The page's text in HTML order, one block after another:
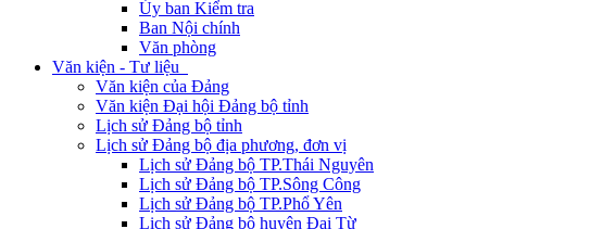
Ủy ban Kiểm tra
Ban Nội chính
Văn phòng
Văn kiện - Tư liệu
Văn kiện của Đảng
Văn kiện Đại hội Đảng bộ tỉnh
Lịch sử Đảng bộ tỉnh
Lịch sử Đảng bộ địa phương, đơn vị
Lịch sử Đảng bộ TP.Thái Nguyên
Lịch sử Đảng bộ TP.Sông Công
Lịch sử Đảng bộ TP.Phổ Yên
Lịch sử Đảng bộ huyện Đại Từ